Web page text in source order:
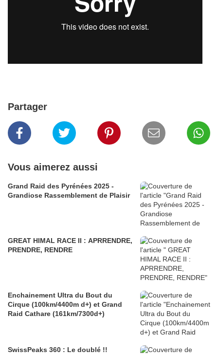
Partager
Vous aimerez aussi
Grand Raid des Pyrénées 2025 -
Grandiose Rassemblement de Plaisir
GREAT HIMAL RACE II : APRRENDRE,
PRENDRE, RENDRE
Enchainement Ultra du Bout du
Cirque (100km/4400m d+) et Grand
Raid Cathare (161km/7300d+)
SwissPeaks 360 : Le doublé !!